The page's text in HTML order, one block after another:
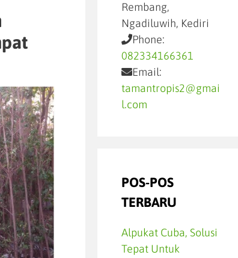
Rembang,
Ngadiluwih, Kediri
Phone:
082334166361
Email:
tamantropis2@gmai
l.com
POS-POS
TERBARU
Alpukat Cuba, Solusi
Tepat Untuk